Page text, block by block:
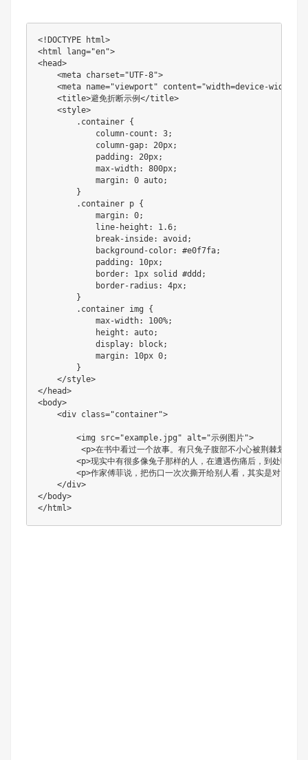
<!DOCTYPE html>
<html lang="en">
<head>
    <meta charset="UTF-8">
<meta name="viewport" content="width=device-width,
    <title>避免折断示例</title>
    <style>
        .container {
            column-count: 3;
            column-gap: 20px;
            padding: 20px;
            max-width: 800px;
            margin: 0 auto;
        }
        .container p {
            margin: 0;
            line-height: 1.6;
            break-inside: avoid;
            background-color: #e0f7fa;
            padding: 10px;
            border: 1px solid #ddd;
            border-radius: 4px;
        }
        .container img {
            max-width: 100%;
            height: auto;
            display: block;
            margin: 10px 0;
        }
    </style>
</head>
<body>
    <div class="container">
        <img src="example.jpg" alt="示例图片">
<p>在书中看过一个故事。有只兔子腹部不小心被荆棘划伤，
<p>现实中有很多像兔子那样的人，在遭遇伤痛后，到处吆喝
<p>作家傅菲说，把伤口一次次撕开给别人看，其实是对自己
    </div>
</body>
</html>